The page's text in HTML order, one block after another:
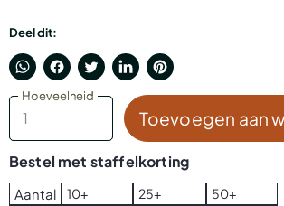
Deel dit:
Translation
missing:
Delen
via
Tweet
op
Deel
op
LinkedIn
Pin
op
Pinterest
Hoeveelheid
Hoeveelheid
Toevoegen aan
Bestel met staffelkorting
Aantal 10+ 25+ 50+